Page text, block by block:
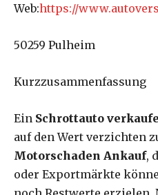
Web:https://
50259 Pulheim
Kurzzusammenfassung
Ein Schrottauto
auf den Wert verzichten
Motorschaden Ankauf,
oder Exportmärkte